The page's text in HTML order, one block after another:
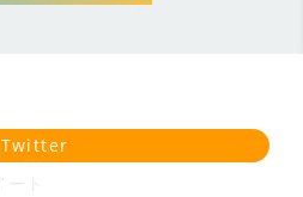
Twitter